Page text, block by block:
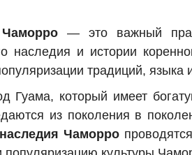
— это важный
наследия и истории
традиций, языка
Гуама, который имеет
из поколения в
Чаморро